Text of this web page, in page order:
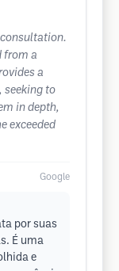
from a
a
seeking to
in depth,
exceeded
Google
por suas
É uma
e